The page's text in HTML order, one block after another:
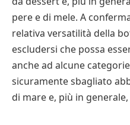
pere e di mele. A
relativa versatilità della
escludersi che possa
anche ad alcune
sicuramente sbagliato
di mare e, più in